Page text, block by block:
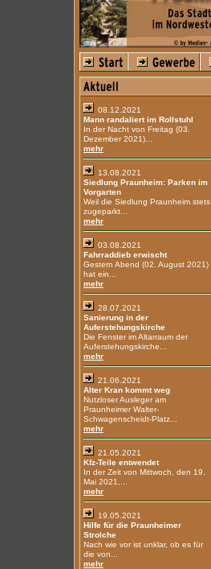
08.12.2021
Mann randaliert im Rollstuhl
In der Nacht von Freitag (03.
Dezember 2021)...
mehr
13.08.2021
Siedlung Praunheim: Parken im
Vorgarten
Weil die Siedlung Praunheim stets
zugeparkt...
mehr
03.08.2021
Fahrraddieb erwischt
Gestern Abend (02. August 2021)
hat ein...
mehr
28.07.2021
Sanierung in der
Auferstehungskirche
Die Fenster im Altarraum der
Auferstehungskirche...
mehr
21.06.2021
Alter Kran kommt weg
Nutzloser Ausleger am
Praunheimer Walter-
Schwagenscheidt-Platz...
mehr
21.05.2021
Kfz-Teile entwendet
In der Zeit von Mittwoch, den 19.
Mai 2021,...
mehr
19.05.2021
Hilfe für die Praunheimer
Strolche
Nach wie vor ist unklar, ob es für
die von...
mehr